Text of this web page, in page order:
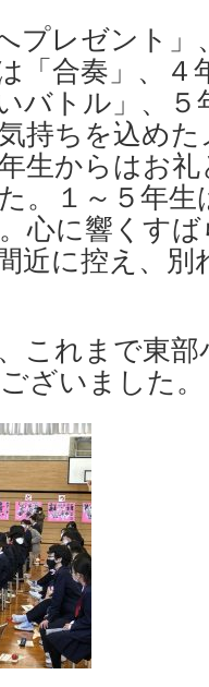
プレゼント
「合奏」、
バトル」、
持ちを込め
生からはお
。１～５年
心に響くす
近に控え、
これまで東
ざいました。